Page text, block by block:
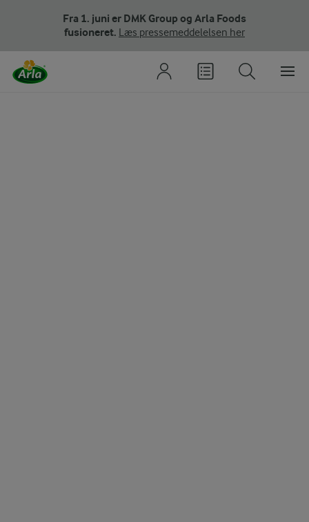
Fra 1. juni er DMK Group og Arla Foods
fusioneret. Læs pressemeddelelsen her